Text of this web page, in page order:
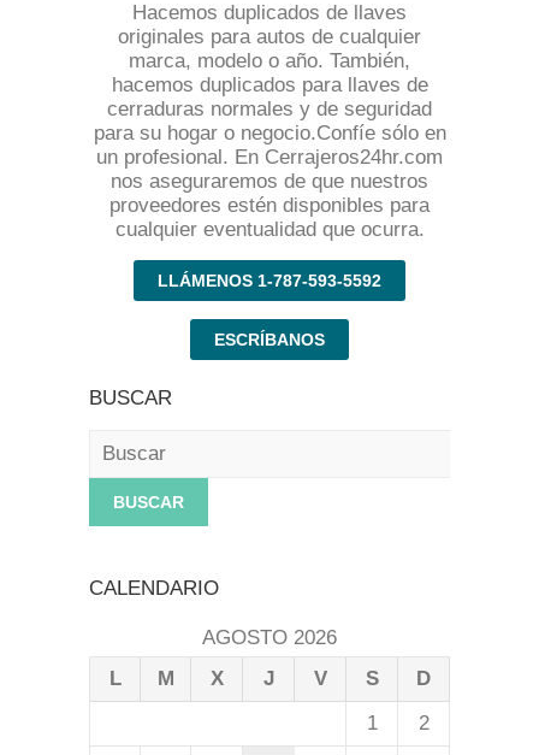
Hacemos duplicados de llaves
originales para autos de cualquier
marca, modelo o año. También,
hacemos duplicados para llaves de
cerraduras normales y de seguridad
para su hogar o negocio.Confíe sólo en
un profesional. En Cerrajeros24hr.com
nos aseguraremos de que nuestros
proveedores estén disponibles para
cualquier eventualidad que ocurra.
LLÁMENOS 1-787-593-5592
ESCRÍBANOS
BUSCAR
Buscar
CALENDARIO
AGOSTO 2026
L
M X J V S
D
1
2